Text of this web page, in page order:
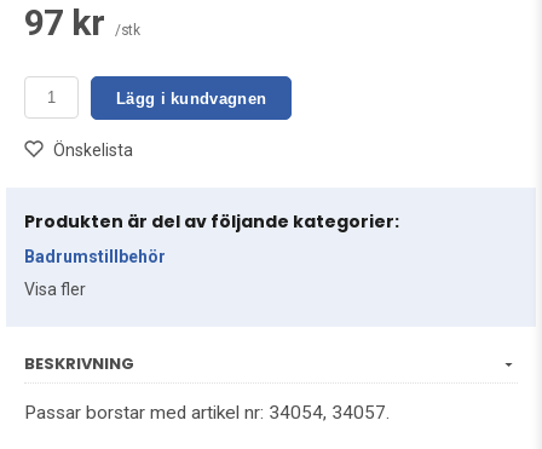
97 kr /stk
Lägg i kundvagnen
Önskelista
Produkten är del av följande kategorier:
Badrumstillbehör
Visa fler
BESKRIVNING
Passar borstar med artikel nr: 34054, 34057.